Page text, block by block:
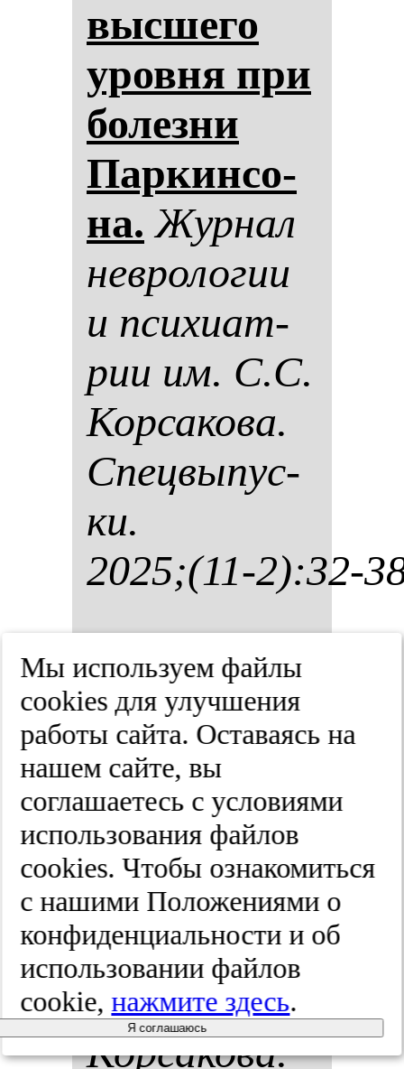
выс­ше­го
уров­ня при
бо­лез­ни
Пар­кин­со­
на. Жур­нал
нев­ро­ло­гии
и пси­хи­ат­
рии им. С.С.
Кор­са­ко­ва.
Спец­вы­пус­
ки.
2025;(11-2):32-
Эпи­де­ми­
оло­гия бо­
лез­ни Пар­
кин­со­на.
Жур­нал нев­
ро­ло­гии и
пси­хи­ат­рии
им. С.С.
Кор­са­ко­ва.
Мы используем файлы
cооkies для улучшения
работы сайта. Оставаясь на
нашем сайте, вы
соглашаетесь с условиями
использования файлов
cооkies. Чтобы ознакомиться
с нашими Положениями о
конфиденциальности и об
использовании файлов
cookie,нажмите здесь.
Я соглашаюсь